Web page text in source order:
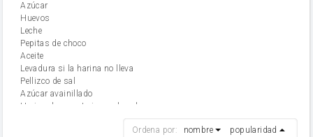
Azúcar
huevos
leche
Pepitas de choco
aceite
Levadura si la harina no lleva
Pellizco de sal
Azúcar avainillado
Harina de reposteria con levadura
Ordena por: nombre popularidad